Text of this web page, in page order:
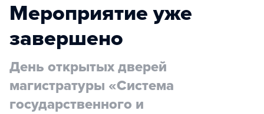
Мероприятие уже
завершено
День открытых дверей
магистратуры «Система
государственного и